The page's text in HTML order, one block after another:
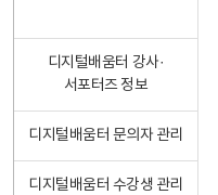
디지털배움터 강사·
서포터즈 정보
디지털배움터 문의자 관리
디지털배움터 수강생 관리